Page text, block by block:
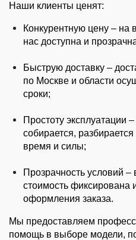
Наши клиенты ценят:
Конкурентную цену – на
нас доступна и
Быструю доставку –
по Москве и области
сроки;
Простоту эксплуатации
собирается,
время и силы;
Прозрачность условий
стоимость фиксирована
оформления заказа.
Мы предоставляем
помощь в выборе модели,